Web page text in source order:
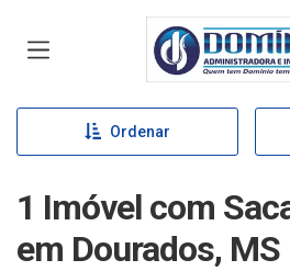
Página inicial
Ordenar
1 Imóvel com
em Dourados, MS